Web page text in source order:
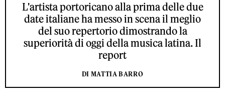
L'artista portoricano alla prima delle due
date italiane ha messo in scena il meglio
del suo repertorio dimostrando la
superiorità di oggi della musica latina. Il
report
DI MATTIA BARRO